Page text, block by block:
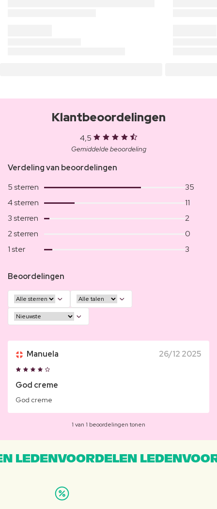
Klantbeoordelingen
4,5
Gemiddelde beoordeling
Verdeling van beoordelingen
5 sterren
35
4 sterren
11
3 sterren
2
2 sterren
0
1 ster
3
Beoordelingen
Manuela 26/12 2025
God creme
God creme
1 van 1 beoordelingen tonen
LEDENVOORDELEN